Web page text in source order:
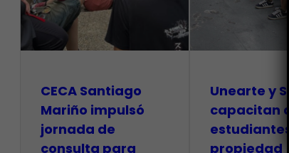
CECA Santiago
Mariño impulsó
jornada de
consulta para
Unearte y
capacitan a
estudiantes
propiedad